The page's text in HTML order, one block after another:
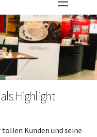
Highlight
Kunden und seine